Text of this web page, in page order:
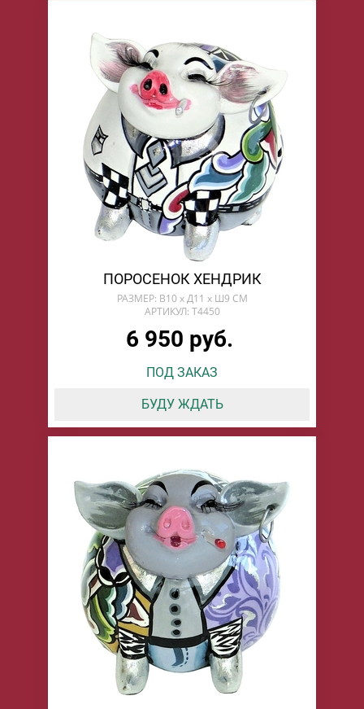
ПОРОСЕНОК ХЕНДРИК
РАЗМЕР: В10 х Д11 х Ш9 СМ
АРТИКУЛ: T4450
6 950 руб.
ПОД ЗАКАЗ
БУДУ ЖДАТЬ